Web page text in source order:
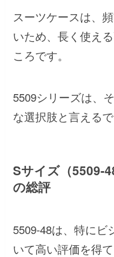
スーツケースは、
いため、長く使え
ころです。
5509シリーズは、
な選択肢と言えるで
Sサイズ（5509-
の総評
5509-48は、特にビ
いて高い評価を得て